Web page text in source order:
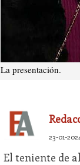
La presentación.
23-01-
El teniente de